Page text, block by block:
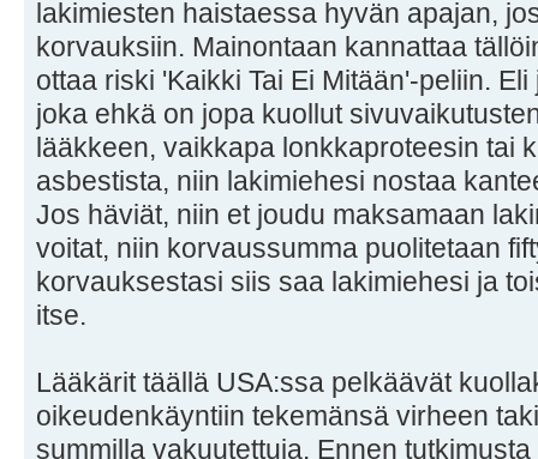
lakimiesten haistaessa hyvän apajan,
korvauksiin. Mainontaan kannattaa
ottaa riski 'Kaikki Tai Ei Mitään'-peliin.
joka ehkä on jopa kuollut
lääkkeen, vaikkapa lonkkaproteesin tai
asbestista, niin lakimiehesi nostaa
Jos häviät, niin et joudu maksamaan
voitat, niin korvaussumma puolitetaan
korvauksestasi siis saa lakimiehesi ja
itse.
Lääkärit täällä USA:ssa pelkäävät
oikeudenkäyntiin tekemänsä virheen
summilla vakuutettuja. Ennen